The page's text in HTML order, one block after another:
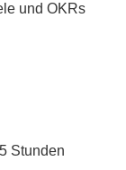
und OKRs
Stunden